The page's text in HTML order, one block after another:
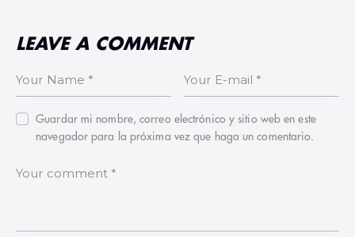
LEAVE A COMMENT
Guardar mi nombre, correo electrónico y sitio web en este
navegador para la próxima vez que haga un comentario.